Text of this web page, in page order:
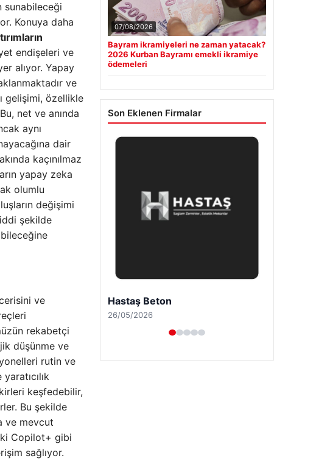
sunabileceği
Konuya daha
endişeleri ve
alıyor. Yapay
ve
gelişimi, özellikle
net ve anında
aynı
dair
kaçınılmaz
yapay zeka
olumlu
değişimi
şekilde
ve
rekabetçi
düşünme ve
rutin ve
keşfedebilir,
Bu şekilde
ve mevcut
Copilot+ gibi
sağlıyor.
07/08/2026
Bayram ikramiyeleri ne zaman yatacak?
2026 Kurban Bayramı emekli ikramiye
ödemeleri
Son Eklenen Firmalar
Enes Kaplan Avukatlık Bürosu
28/04/2026